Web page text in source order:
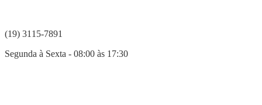
(19) 3115-7891
Segunda à Sexta - 08:00 às 17:30